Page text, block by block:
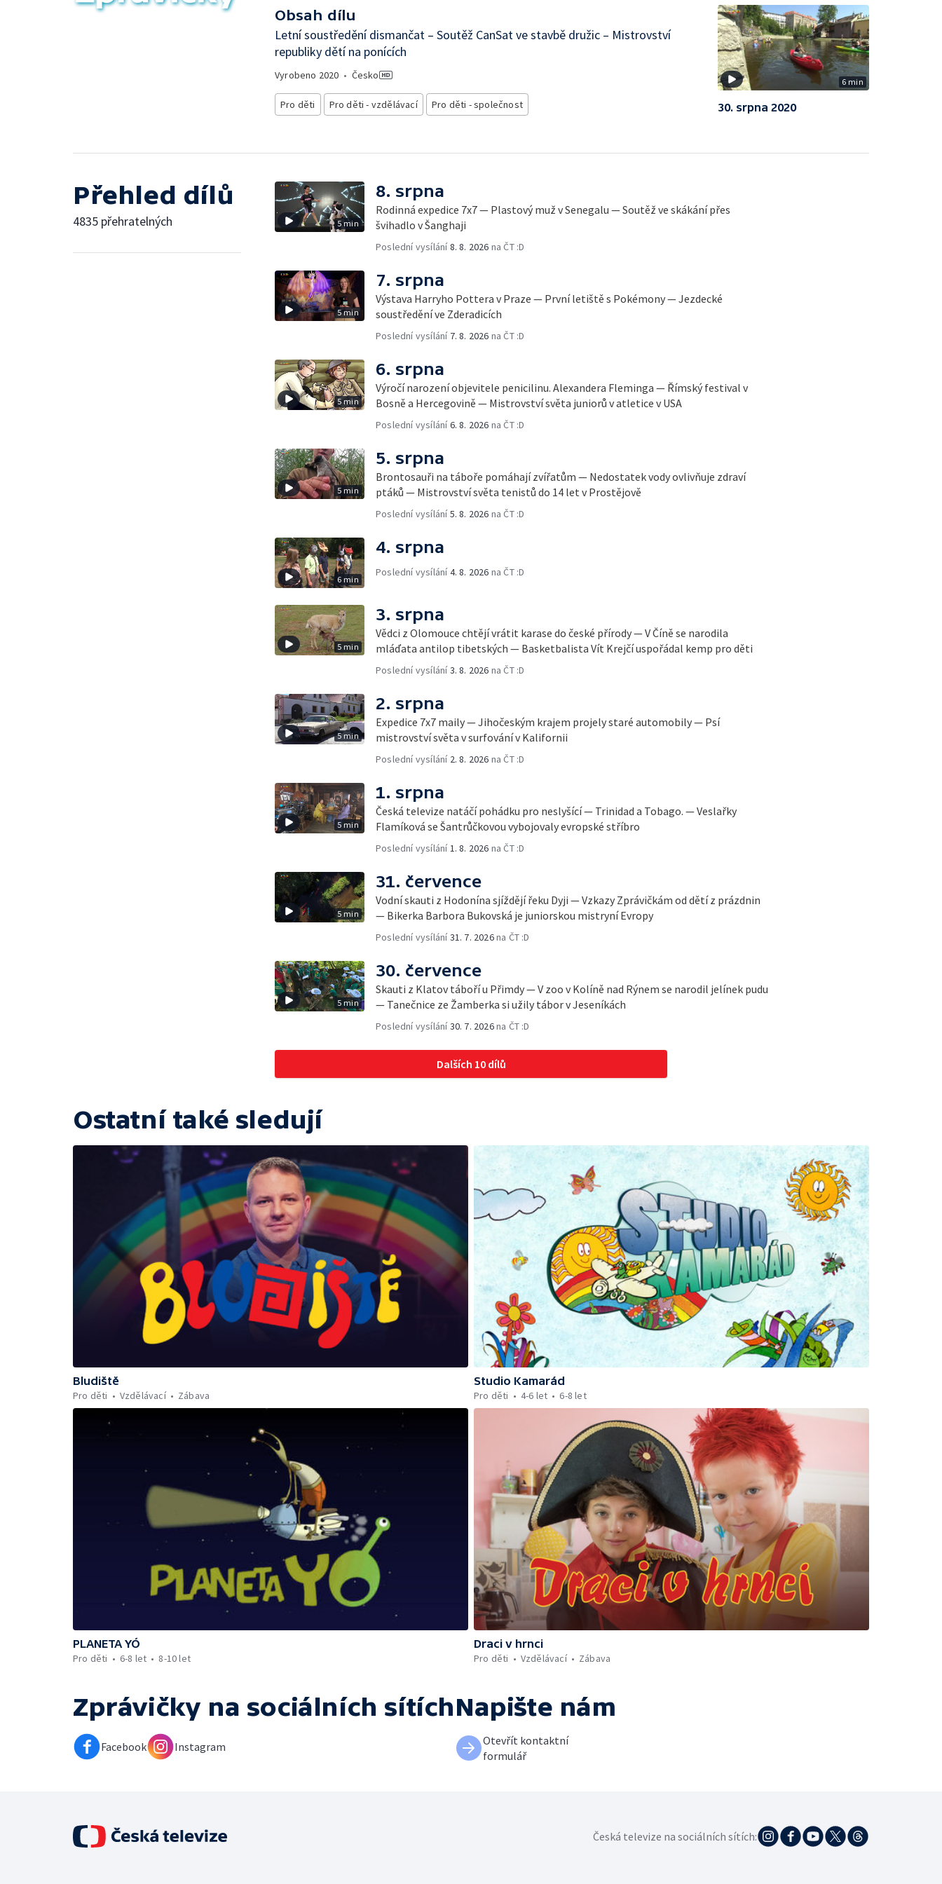
Obsah dílu
Letní soustředění dismančat – Soutěž CanSat ve stavbě družic – Mistrovství
republiky dětí na ponících
Vyrobeno 2020 • Česko
Pro děti Pro děti - vzdělávací Pro děti - společnost
6 min
30. srpna 2020
Přehled dílů
4835 přehratelných 5 min
8. srpna
Rodinná expedice 7x7 — Plastový muž v Senegalu — Soutěž ve skákání přes
švihadlo v Šanghaji
Poslední vysílání8. 8. 2026 na ČT :D
5 min
7. srpna
Výstava Harryho Pottera v Praze — První letiště s Pokémony — Jezdecké
soustředění ve Zderadicích
Poslední vysílání 7. 8. 2026 na ČT :D
5 min
6. srpna
Výročí narození objevitele penicilinu. Alexandera Fleminga — Římský festival v
Bosně a Hercegovině — Mistrovství světa juniorů v atletice v USA
Poslední vysílání6. 8. 2026 na ČT :D
5 min
5. srpna
Brontosauři na táboře pomáhají zvířatům — Nedostatek vody ovlivňuje zdraví
ptáků — Mistrovství světa tenistů do 14 let v Prostějově
Poslední vysílání5. 8. 2026 na ČT :D
6 min
4. srpna
Poslední vysílání4. 8. 2026 na ČT :D
5 min
3. srpna
Vědci z Olomouce chtějí vrátit karase do české přírody — V Číně se narodila
mláďata antilop tibetských — Basketbalista Vít Krejčí uspořádal kemp pro děti
Poslední vysílání3. 8. 2026 na ČT :D
5 min
2. srpna
Expedice 7x7 maily — Jihočeským krajem projely staré automobily — Psí
mistrovství světa v surfování v Kalifornii
Poslední vysílání 2. 8. 2026 na ČT :D
5 min
1. srpna
Česká televize natáčí pohádku pro neslyšící — Trinidad a Tobago. — Veslařky
Flamíková se Šantrůčkovou vybojovaly evropské stříbro
Poslední vysílání 1. 8. 2026 na ČT :D
5 min
31. července
Vodní skauti z Hodonína sjíždějí řeku Dyji — Vzkazy Zprávičkám od dětí z prázdnin
— Bikerka Barbora Bukovská je juniorskou mistryní Evropy
Poslední vysílání31. 7. 2026na ČT :D
5 min
30. července
Skauti z Klatov táboří u Přimdy — V zoo v Kolíně nad Rýnem se narodil jelínek pudu
— Tanečnice ze Žamberka si užily tábor v Jeseníkách
Poslední vysílání30. 7. 2026na ČT :D
Dalších 10 dílů
Ostatní také sledují
Bludiště
Pro děti
Vzdělávací Zábava
Studio Kamarád
Pro děti
4-6 let 6-8 let
PLANETA YÓ
Pro děti
6-8 let 8-10 let
Draci v hrnci
Pro děti
Vzdělávací Zábava
Zprávičky na sociálních sítích
Facebook Instagram
Napište nám
Otevřít kontaktní
formulář
Česká televize na sociálních sítích: